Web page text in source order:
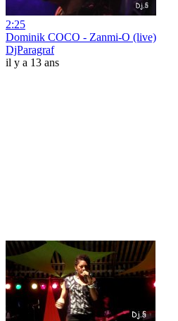
2:25
Dominik COCO - Zanmi-O (live)
DjParagraf
il y a 13 ans